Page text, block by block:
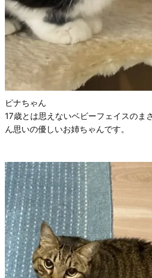
ピナちゃん
17歳とは思えないベビーフェイスのま
ん思いの優しいお姉ちゃんです。